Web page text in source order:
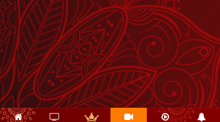
जिनको इंग्लिश नहीं आती, उनको शर्मिंदा नहीं
होना चाहिए
March 31, 2023
ACHYUTAM KESHAVAM KRISHNA
DAMODARAM
December 24, 2021